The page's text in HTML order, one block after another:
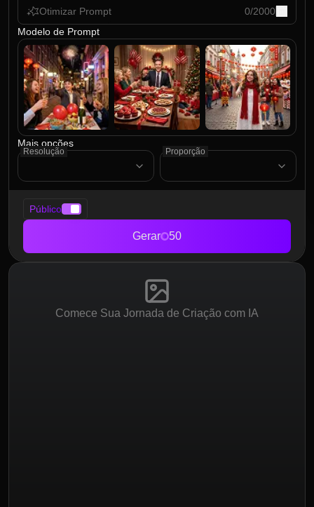
Otimizar Prompt 0/2000
Modelo de Prompt
Mais opções
Resolução Proporção
Público
Gerar 50
Comece Sua Jornada de Criação com IA